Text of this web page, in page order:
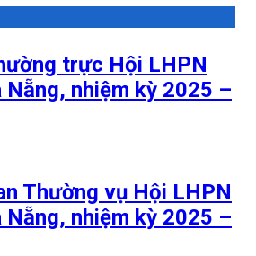
trực Hội LHPN
Nẵng, nhiệm kỳ 2025 –
Thường vụ Hội LHPN
Nẵng, nhiệm kỳ 2025 –